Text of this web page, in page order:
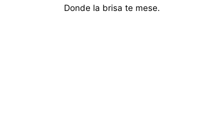
Donde la brisa te mese.